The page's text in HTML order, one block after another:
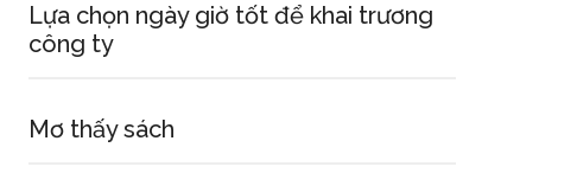
Lựa chọn ngày giờ tốt để khai trương
công ty
Mơ thấy sách